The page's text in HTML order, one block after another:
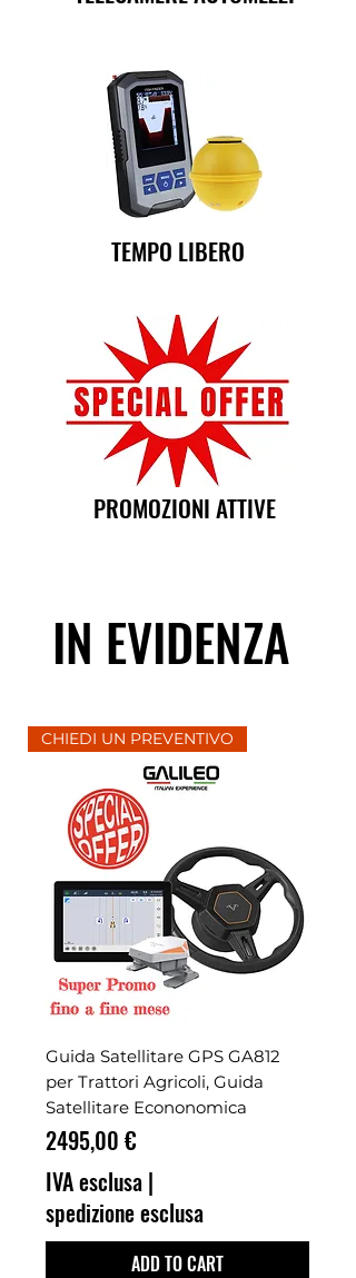
TEMPO LIBERO
PROMOZIONI ATTIVE
IN EVIDENZA
CHIEDI UN PREVENTIVO
Guida Satellitare GPS GA812
per Trattori Agricoli, Guida
Satellitare Econonomica
Prezzo
2495,00 €
IVA esclusa |
spedizione esclusa
ADD TO CART